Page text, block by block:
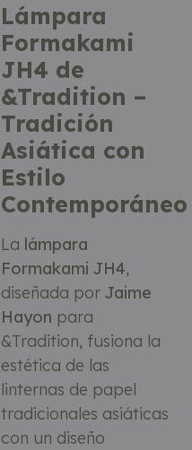
Lámpara
Formakami
JH4 de
&Tradition –
Tradición
Asiática con
Estilo
Contemporáneo
La lámpara
Formakami JH4,
diseñada por Jaime
Hayon para
&Tradition, fusiona la
estética de las
linternas de papel
tradicionales asiáticas
con un diseño